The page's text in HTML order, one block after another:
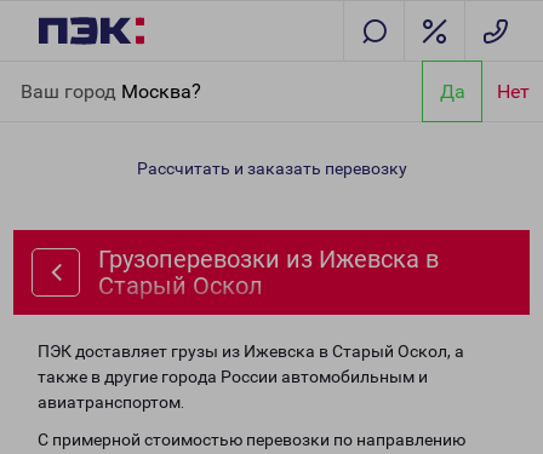
Ваш город Москва? Да Нет
Оскол
Рассчитать и заказать перевозку
Грузоперевозки из Ижевска в
Старый Оскол
ПЭК доставляет грузы из Ижевска в Старый Оскол, а
также в другие города России автомобильным и
авиатранспортом.
С примерной стоимостью перевозки по направлению